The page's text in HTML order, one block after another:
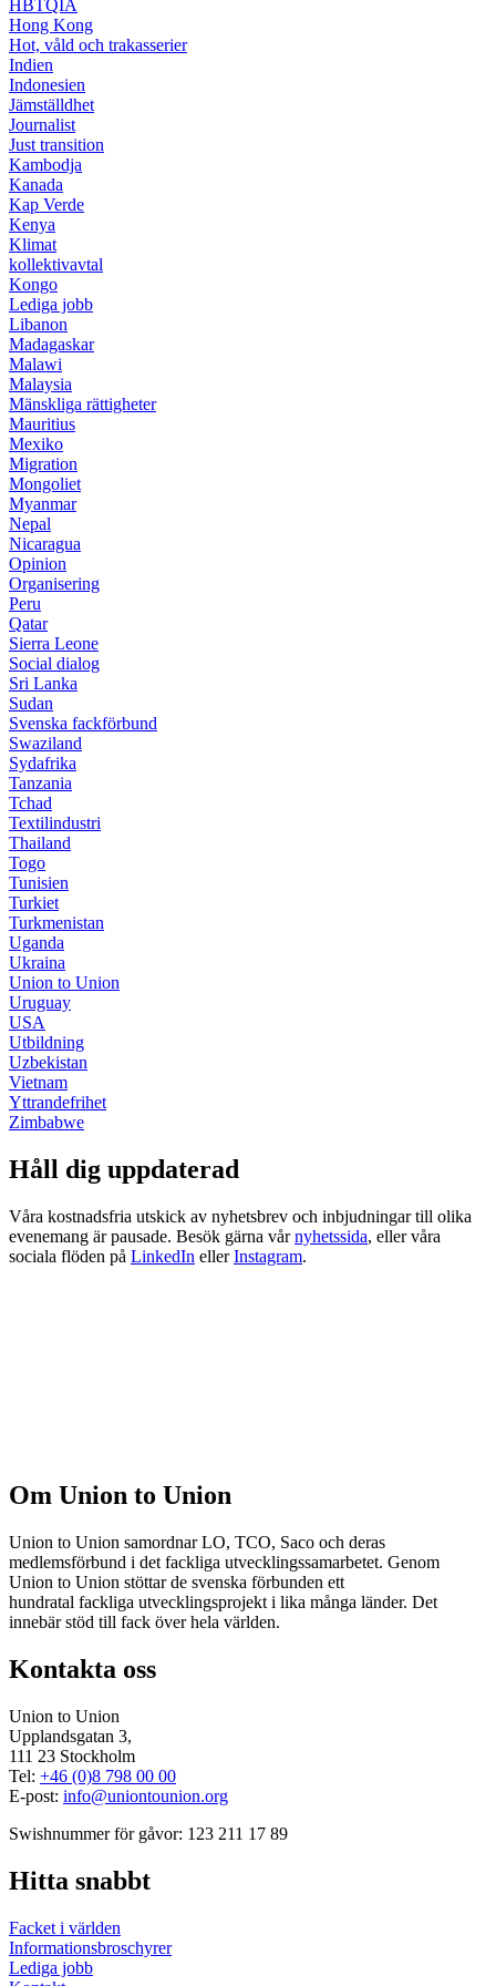
HBTQIA
Hong Kong
Hot, våld och trakasserier
Indien
Indonesien
Jämställdhet
Journalist
Just transition
Kambodja
Kanada
Kap Verde
Kenya
Klimat
kollektivavtal
Kongo
Lediga jobb
Libanon
Madagaskar
Malawi
Malaysia
Mänskliga rättigheter
Mauritius
Mexiko
Migration
Mongoliet
Myanmar
Nepal
Nicaragua
Opinion
Organisering
Peru
Qatar
Sierra Leone
Social dialog
Sri Lanka
Sudan
Svenska fackförbund
Swaziland
Sydafrika
Tanzania
Tchad
Textilindustri
Thailand
Togo
Tunisien
Turkiet
Turkmenistan
Uganda
Ukraina
Union to Union
Uruguay
USA
Utbildning
Uzbekistan
Vietnam
Yttrandefrihet
Zimbabwe
Håll dig uppdaterad
Våra kostnadsfria utskick av nyhetsbrev och inbjudningar till olika
evenemang är pausade. Besök gärna vårnyhetssida, eller våra
sociala flöden på LinkedIn ellerInstagram.
Om Union to Union
Union to Union samordnar LO, TCO, Saco och deras
medlemsförbund i det fackliga utvecklingssamarbetet. Genom
Union to Union stöttar de svenska förbunden ett
hundratal fackliga utvecklingsprojekt i lika många länder. Det
innebär stöd till fack över hela världen.
Kontakta oss
Union to Union
Upplandsgatan 3,
111 23 Stockholm
Tel: +46 (0)8 798 00 00
E-post: info@uniontounion.org
Swishnummer för gåvor: 123 211 17 89
Hitta snabbt
Facket i världen
Informationsbroschyrer
Lediga jobb